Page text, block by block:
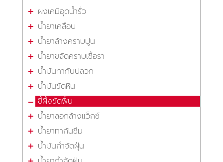
ผงเคมีอุดน้ำรั่ว
น้ำยาเคลือบ
น้ำยาล้างคราบปูน
น้ำยาขจัดคราบเชื้อรา
น้ำมันทากันปลวก
น้ำมันขัดหิน
ขี้ผึ้งขัดพื้น
น้ำยาลอกล้างแว็กซ์
น้ำยาทากันซึม
น้ำมันกำจัดฝุ่น